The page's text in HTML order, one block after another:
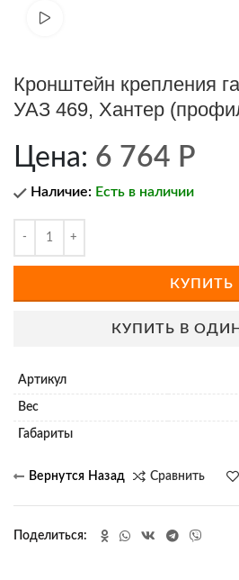
Кронштейн крепления
УАЗ 469, Хантер
Цена: 6 764 Р
Наличие: Есть в наличии
КУПИТЬ
КУПИТЬ В
Артикул
Вес
Габариты
Сравнить
Поделиться